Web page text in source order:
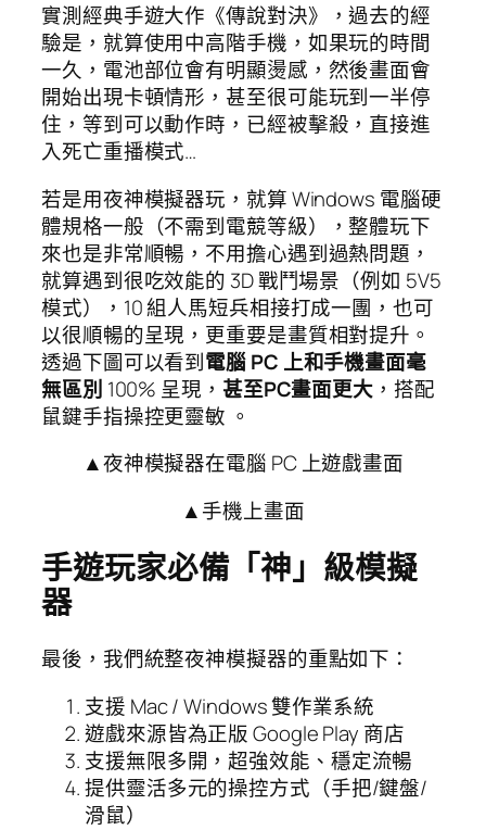
實測經典手遊大作《傳說對決》，過去的經
驗是，就算使用中高階手機，如果玩的時間
一久，電池部位會有明顯燙感，然後畫面會
開始出現卡頓情形，甚至很可能玩到一半停
住，等到可以動作時，已經被擊殺，直接進
入死亡重播模式…
若是用夜神模擬器玩，就算 Windows 電腦硬
體規格一般（不需到電競等級），整體玩下
來也是非常順暢，不用擔心遇到過熱問題，
就算遇到很吃效能的 3D 戰鬥場景（例如 5V5
模式），10 組人馬短兵相接打成一團，也可
以很順暢的呈現，更重要是畫質相對提升。
透過下圖可以看到電腦 PC 上和手機畫面毫
無區別 100% 呈現， 甚至PC畫面更大 ，搭配
鼠鍵手指操控更靈敏 。
▲夜神模擬器在電腦 PC 上遊戲畫面
▲手機上畫面
手遊玩家必備「神」級模擬
器
最後，我們統整夜神模擬器的重點如下：
支援 Mac / Windows 雙作業系統
遊戲來源皆為正版 Google Play 商店
支援無限多開，超強效能、穩定流暢
提供靈活多元的操控方式（手把/鍵盤/
滑鼠）